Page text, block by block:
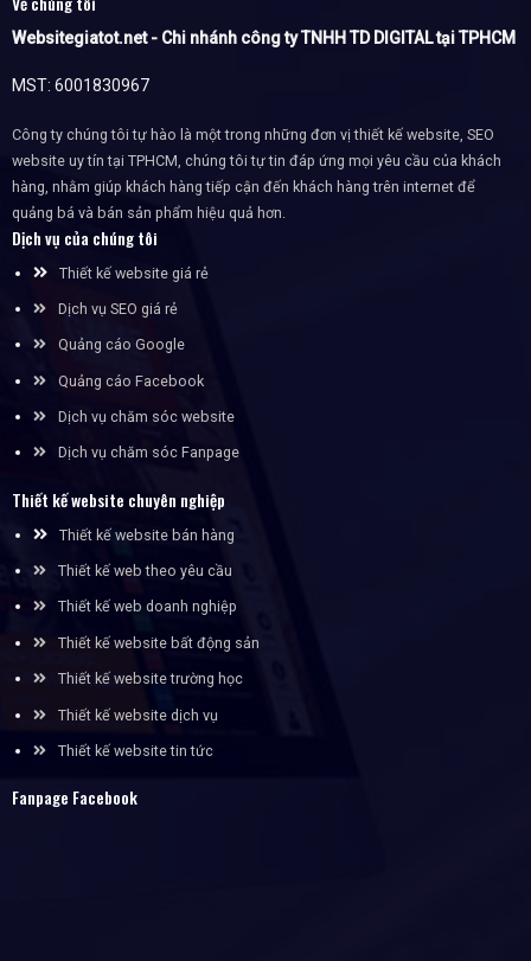
Websitegiatot.net - Chi nhánh công ty TNHH TD DIGITAL tại TPHCM
MST: 6001830967
Công ty chúng tôi tự hào là một trong những đơn vị thiết kế website, SEO
website uy tín tại TPHCM, chúng tôi tự tin đáp ứng mọi yêu cầu của khách
hàng, nhằm giúp khách hàng tiếp cận đến khách hàng trên internet để
quảng bá và bán sản phẩm hiệu quả hơn.
Dịch vụ của chúng tôi
Thiết kế website giá rẻ
Dịch vụ SEO giá rẻ
Quảng cáo Google
Quảng cáo Facebook
Dịch vụ chăm sóc website
Dịch vụ chăm sóc Fanpage
Thiết kế website chuyên nghiệp
Thiết kế website bán hàng
Thiết kế web theo yêu cầu
Thiết kế web doanh nghiệp
Thiết kế website bất động sản
Thiết kế website trường học
Thiết kế website dịch vụ
Thiết kế website tin tức
Fanpage Facebook